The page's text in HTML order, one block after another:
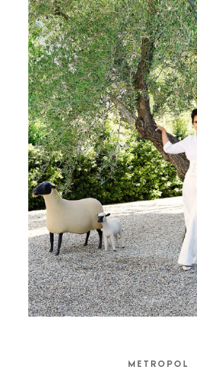
METROPOL